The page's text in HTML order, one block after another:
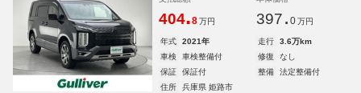
404.8 万円 397. 0 万円
年式 2021年 走行
3.6万km
車検
車検整備付 修復
なし
保証
保証付 整備
法定整備付
住所
兵庫県 姫路市